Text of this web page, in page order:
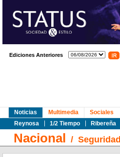
Ediciones Anteriores
Noticias
Reynosa
1/2 Tiempo Ribereña
Multimedia Sociales
Nacional / Seguridad